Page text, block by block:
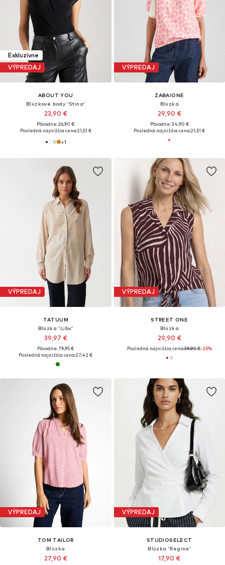
Exkluzívne
VÝPREDAJ
ABOUT YOU
Blúzkové body 'Stina'
23,90 €
Pôvodne: 26,90 €
Posledná najnižšia cena:21,51 €
+1
VÝPREDAJ
ZABAIONE
Blúzka
29,90 €
Pôvodne: 34,90 €
Posledná najnižšia cena:21,51 €
VÝPREDAJ
TATUUM
Blúzka 'Libu'
39,97 €
Pôvodne: 79,95 €
Posledná najnižšia cena:27,42 €
VÝPREDAJ
STREET ONE
Blúzka
29,90 €
Posledná najnižšia cena:39,90 €-25%
VÝPREDAJ
TOM TAILOR
Blúzka
27,90 €
VÝPREDAJ
STUDIOSELECT
Blúzka 'Regina'
17,90 €